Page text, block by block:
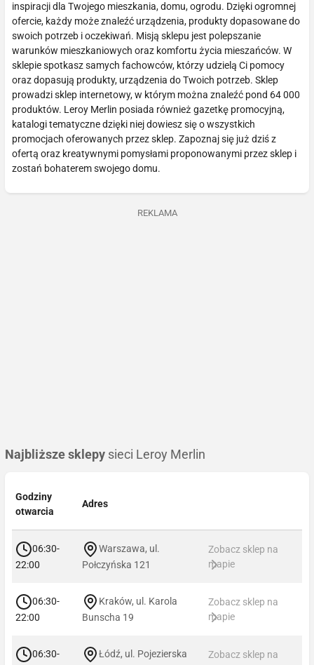
inspiracji dla Twojego mieszkania, domu, ogrodu. Dzięki ogromnej
ofercie, każdy może znaleźć urządzenia, produkty dopasowane do
swoich potrzeb i oczekiwań. Misją sklepu jest polepszanie
warunków mieszkaniowych oraz komfortu życia mieszańców. W
sklepie spotkasz samych fachowców, którzy udzielą Ci pomocy
oraz dopasują produkty, urządzenia do Twoich potrzeb. Sklep
prowadzi sklep internetowy, w którym można znaleźć pond 64 000
produktów. Leroy Merlin posiada również gazetkę promocyjną,
katalogi tematyczne dzięki niej dowiesz się o wszystkich
promocjach oferowanych przez sklep. Zapoznaj się już dziś z
ofertą oraz kreatywnymi pomysłami proponowanymi przez sklep i
zostań bohaterem swojego domu.
REKLAMA
Najbliższe sklepy sieci Leroy Merlin
Godziny
otwarcia
Adres
06:30-
22:00
Warszawa, ul.
Połczyńska 121
Zobacz sklep na
mapie
06:30-
22:00
Kraków, ul. Karola
Bunscha 19
Zobacz sklep na
mapie
06:30-
Łódź, ul. Pojezierska
Zobacz sklep na